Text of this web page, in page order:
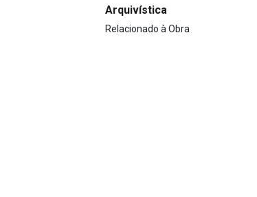
Arquivística
Relacionado à Obra